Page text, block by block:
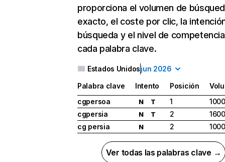
proporciona el volumen de
exacto, el coste por clic, la
búsqueda y el nivel de
cada palabra clave.
Estados Unidosjun 2026
Palabra clave Intento Posición
cgpersoa
N T 1
1000
cgpersia
N T 2
1600
cg persia
N 2 1000
Ver todas las palabras clave →